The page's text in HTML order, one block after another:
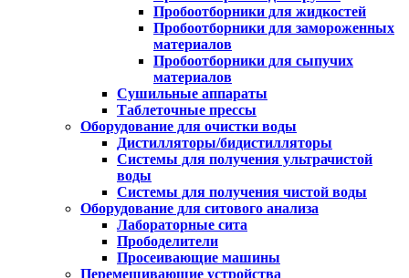
Пробоотборники для жидкостей
Пробоотборники для замороженных
материалов
Пробоотборники для сыпучих
материалов
Сушильные аппараты
Таблеточные прессы
Оборудование для очистки воды
Дистилляторы/бидистилляторы
Системы для получения ультрачистой
воды
Системы для получения чистой воды
Оборудование для ситового анализа
Лабораторные сита
Прободелители
Просеивающие машины
Перемешивающие устройства